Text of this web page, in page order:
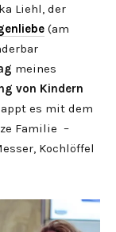
Liehl, der
(am
meines
von Kindern
es mit dem
Familie –
Kochlöffel